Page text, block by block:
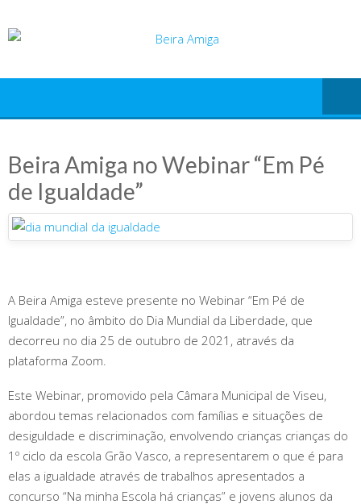
to
Beira Amiga no Webinar “Em Pé
de Igualdade”
A Beira Amiga esteve presente no Webinar “Em Pé de
Igualdade”, no âmbito do Dia Mundial da Liberdade, que
decorreu no dia 25 de outubro de 2021, através da
plataforma Zoom.
Este Webinar, promovido pela Câmara Municipal de Viseu,
abordou temas relacionados com famílias e situações de
desiguldade e discriminação, envolvendo crianças crianças do
1º ciclo da escola Grão Vasco, a representarem o que é para
elas a igualdade através de trabalhos apresentados a
concurso “Na minha Escola há crianças” e jovens alunos da